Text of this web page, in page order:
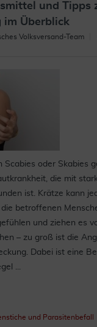
und Tipps
im Überblick
Volksversand-Team
Scabies oder Skabies
die mit
ist. Krätze kann
betroffenen
und ziehen es
– zu groß ist die
Dabei ist eine
...
und Parasitenbefall